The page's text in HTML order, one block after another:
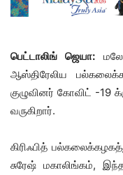
பெட்டாலிங் ஜெயா:
ஆஸ்திரேலிய
குழுவினர் கோவிட் -19
வருகிறார்.
கிரிஃபித்
சுரேஷ் மகாலிங்கம்,